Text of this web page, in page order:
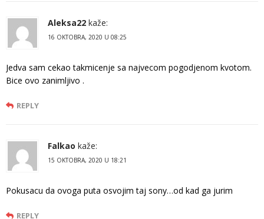
Aleksa22 kaže:
16 OKTOBRA, 2020 U 08:25
Jedva sam cekao takmicenje sa najvecom pogodjenom kvotom.
Bice ovo zanimljivo .
REPLY
Falkao kaže:
15 OKTOBRA, 2020 U 18:21
Pokusacu da ovoga puta osvojim taj sony…od kad ga jurim
REPLY